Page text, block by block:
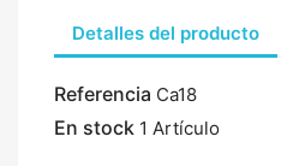
Detalles del producto
Referencia Ca18
En stock 1 Artículo